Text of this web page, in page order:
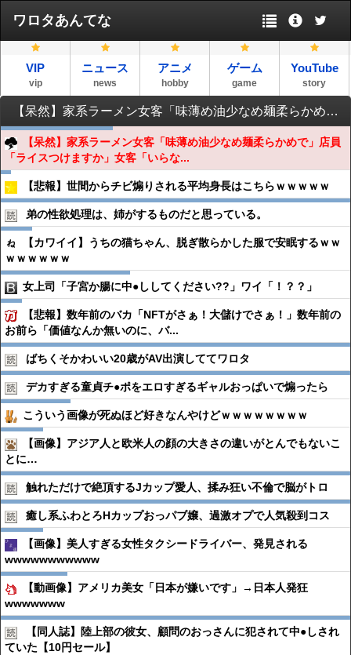
ワロタあんてな
VIP
vip
ニュース
news
アニメ
hobby
ゲーム
game
YouTube
story
【呆然】家系ラーメン女客「味薄め油少なめ麺柔らかめで」店員「ライスつけますか」女客「いらないです」→結果・・・・・・・
【呆然】家系ラーメン女客「味薄め油少なめ麺柔らかめで」店員
「ライスつけますか」女客「いらな...
【悲報】世間からチビ煽りされる平均身長はこちらｗｗｗｗｗ
弟の性欲処理は、姉がするものだと思っている。
【カワイイ】うちの猫ちゃん、脱ぎ散らかした服で安眠するｗｗ
ｗｗｗｗｗｗ
女上司「子宮か腸に中●ししてください??」ワイ「！？？」
【悲報】数年前のバカ「NFTがさぁ！大儲けでさぁ！」数年前の
お前ら「価値なんか無いのに、バ...
ばちくそかわいい20歳がAV出演しててワロタ
デカすぎる童貞チ●︎ポをエロすぎるギャルおっぱいで煽ったら
こういう画像が死ぬほど好きなんやけどｗｗｗｗｗｗｗｗ
【画像】アジア人と欧米人の顔の大きさの違いがとんでもないこ
とに…
触れただけで絶頂するJカップ愛人、揉み狂い不倫で脳がトロ
癒し系ふわとろHカップおっパブ嬢、過激オプで人気殺到コス
【画像】美人すぎる女性タクシードライバー、発見される
wwwwwwwwwww
【動画像】アメリカ美女「日本が嫌いです」→日本人発狂
wwwwwww
【同人誌】陸上部の彼女、顧問のおっさんに犯されて中●︎しされ
ていた【10円セール】